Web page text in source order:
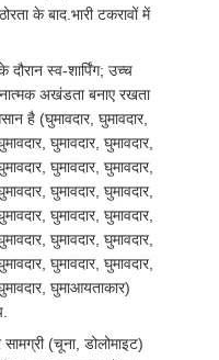
के बाद.भारी टकरावों में
स्व-शार्पिंग; उच्च
अखंडता बनाए रखता
है (घुमावदार, घुमावदार,
घुमावदार, घुमावदार,
घुमावदार, घुमावदार,
घुमावदार, घुमावदार,
घुमावदार, घुमावदार,
घुमावदार, घुमावदार,
घुमावदार, घुमावदार,
घुमाआयताकार)
(चूना, डोलोमाइट)